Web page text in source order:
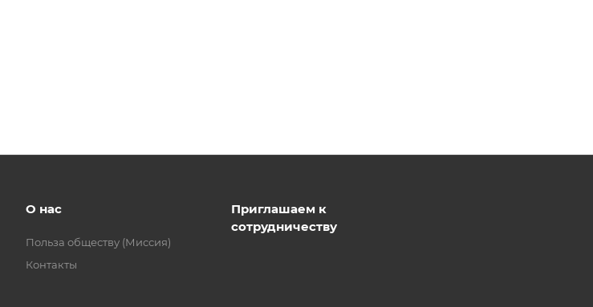
О нас
Польза обществу (Миссия)
Контакты
Приглашаем к
сотрудничеству